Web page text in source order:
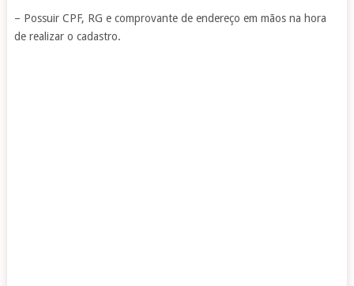
– Possuir CPF, RG e comprovante de endereço em mãos na hora
de realizar o cadastro.